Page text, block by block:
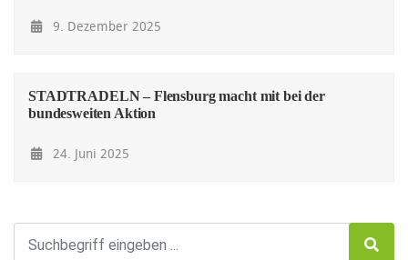
9. Dezember 2025
STADTRADELN – Flensburg macht mit bei der
bundesweiten Aktion
24. Juni 2025